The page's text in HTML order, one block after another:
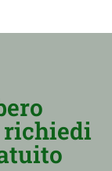
richiedi